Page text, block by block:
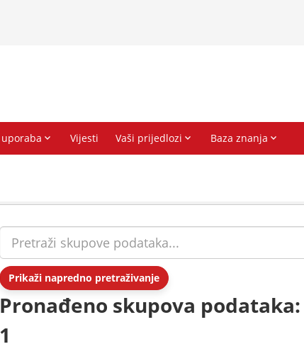
Prikaži napredno pretraživanje
Pronađeno skupova podataka:
1